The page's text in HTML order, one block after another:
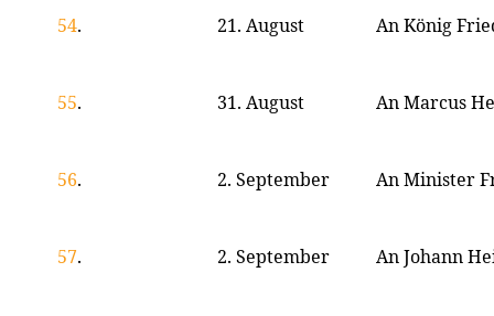
54. 21. August An König
55. 31. August An Marcus
56. 2. September An Minister
57. 2. September An Johann